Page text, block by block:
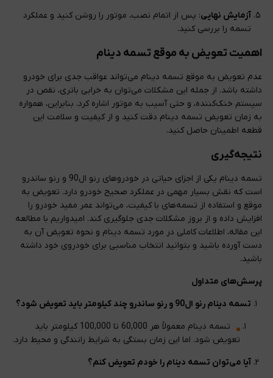
آزمایش نهایی: پس از اتمام نصب، موتور را روشن کنید و عملکرد
تسمه را بررسی کنید.
اهمیت تعویض به موقع تسمه دینام
عدم تعویض به موقع تسمه دینام می‌تواند عواقب جدی برای خودرو
داشته باشد. از جمله این مشکلات می‌توان به خرابی باتری، نقص در
سیستم خنک‌کننده، و حتی آسیب به موتور اشاره کرد. بنابراین، همواره
به زمان تعویض تسمه دینام دقت کنید و از کیفیت و سلامت این
قطعه اطمینان حاصل کنید.
نتیجه‌گیری
تسمه دینام یکی از اجزای حیاتی در خودروهای رنو ال90 و رنو ساندرو
است که نقش بسیار مهمی در عملکرد صحیح خودرو دارد. تعویض به
موقع و استفاده از تسمه‌های با کیفیت، می‌تواند عمر مفید خودرو را
افزایش داده و از بروز مشکلات جدی جلوگیری کند. امیدواریم با مطالعه
این مقاله، اطلاعات کاملی در مورد تسمه دینام و نحوه تعویض آن به
دست آورده باشید و بتوانید انتخاب مناسبی برای خودروی خود داشته
باشید.
پرسش‌های متداول
تسمه دینام رنو ال90 و رنو ساندرو چند کیلومتر باید تعویض شود؟
تسمه دینام معمولاً هر 60,000 تا 100,000 کیلومتر باید
تعویض شود. اما این زمان بستگی به شرایط رانندگی و محیط دارد.
آیا می‌توان تسمه دینام را خودم تعویض کنم؟